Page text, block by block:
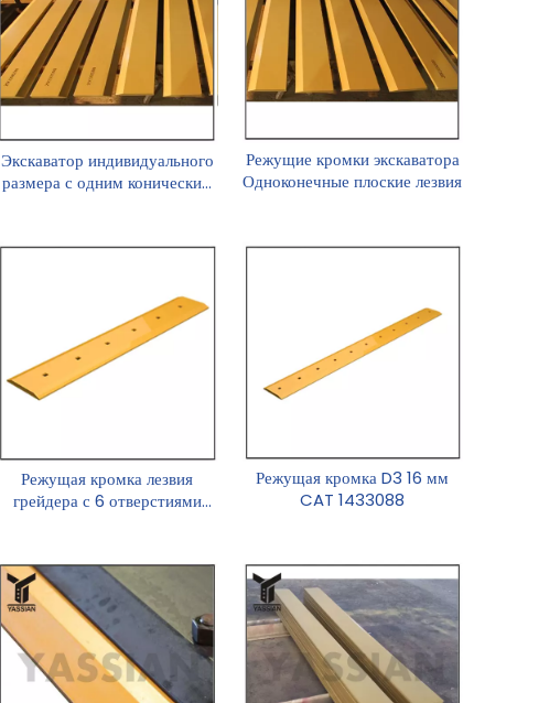
Экскаватор индивидуального
размера с одним коническим
Режущие кромки экскаватора
Одноконечные плоские лезвия
Режущая кромка лезвия
грейдера с 6 отверстиями
Режущая кромка D3 16 мм
CAT 1433088